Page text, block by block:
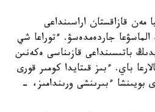
قازاقستان اراسىنداعى
الماسۋعا جاردەمدەسۋ. ءتوراعا شي
باتىسىنداعى قازىناسى ەكەنىن
باي. ءبىز قىتايدا كومىر قورى
بويىنشا ءبىرىنشى ورىندامىز، -